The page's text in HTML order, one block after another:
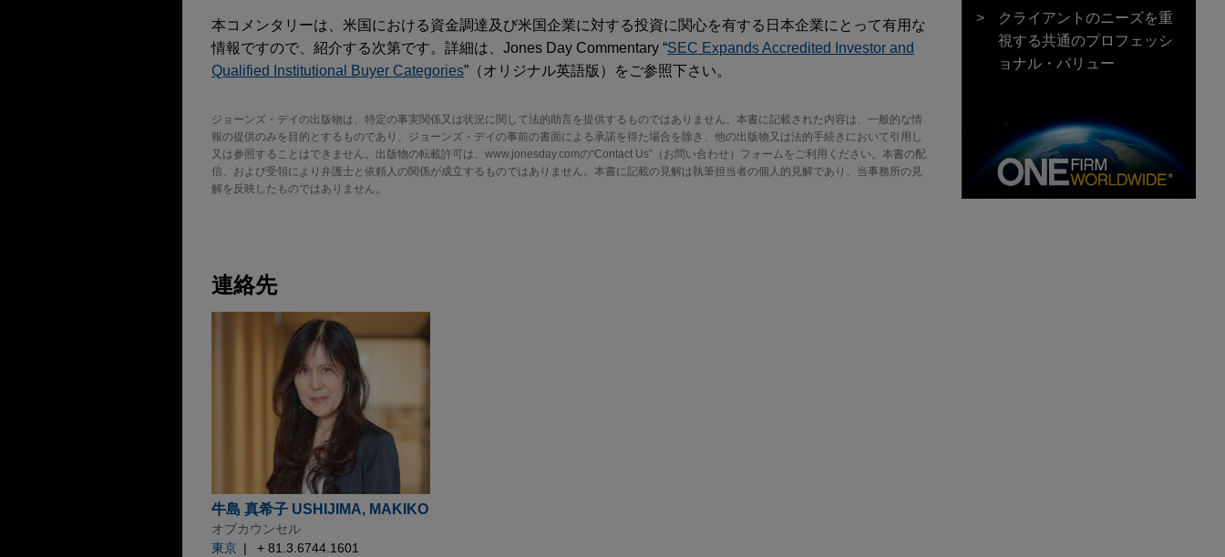
本コメンタリーは、米国における資金調達及び米国企業に対する投資に関心を有する日本企業にとって有用な
情報ですので、紹介する次第です。詳細は、Jones Day Commentary “SEC Expands Accredited Investor and
Qualified Institutional Buyer Categories”（オリジナル英語版）をご参照下さい。
ジョーンズ・デイの出版物は、特定の事実関係又は状況に関して法的助言を提供するものではありません。本書に記載された内容は、一般的な情
報の提供のみを目的とするものであり、ジョーンズ・デイの事前の書面による承諾を得た場合を除き、他の出版物又は法的手続きにおいて引用し
又は参照することはできません。出版物の転載許可は、www.jonesday.comの“Contact Us”（お問い合わせ）フォームをご利用ください。本書の配
信、および受領により弁護士と依頼人の関係が成立するものではありません。本書に記載の見解は執筆担当者の個人的見解であり、当事務所の見
解を反映したものではありません。
連絡先
牛島 真希子 USHIJIMA, MAKIKO
オブカウンセル
東京
+ 81.3.6744.1601
クライアントのニーズを重
視する共通のプロフェッシ
ョナル・バリュー